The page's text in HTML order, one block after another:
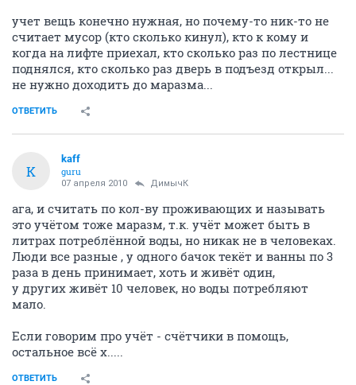
учет вещь конечно нужная, но почему-то ник-то не
считает мусор (кто сколько кинул), кто к кому и
когда на лифте приехал, кто сколько раз по лестнице
поднялся, кто сколько раз дверь в подъезд открыл...
не нужно доходить до маразма...
ОТВЕТИТЬ
K
kaff
guru
07 апреля 2010 ДимычК
ага, и считать по кол-ву проживающих и называть
это учётом тоже маразм, т.к. учёт может быть в
литрах потреблённой воды, но никак не в человеках.
Люди все разные , у одного бачок текёт и ванны по 3
раза в день принимает, хоть и живёт один,
у других живёт 10 человек, но воды потребляют
мало.
Если говорим про учёт - счётчики в помощь,
остальное всё х.....
ОТВЕТИТЬ